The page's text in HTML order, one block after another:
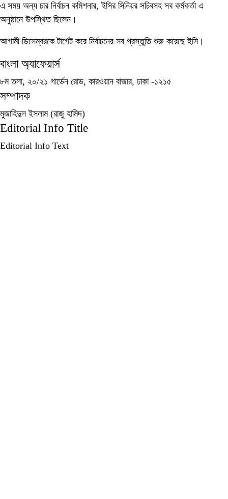
এ সময় অন্য চার নির্বাচন কমিশনার, ইসির সিনিয়র সচিবসহ সব কর্মকর্তা এ
অনুষ্ঠানে উপস্থিত ছিলেন।
আগামী ডিসেম্বরকে টার্গেট করে নির্বাচনের সব প্রস্তুতি শুরু করেছে ইসি।
বাংলা অ্যাফেয়ার্স
৮ম তলা, ২০/২১ গার্ডেন রোড, কারওয়ান বাজার, ঢাকা -১২১৫
সম্পাদক
মুজাহিদুল ইসলাম (রাজু হামিদ)
Editorial Info Title
Editorial Info Text